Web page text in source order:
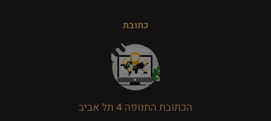
כתובת
הכתובת התנופה 4 תל אביב